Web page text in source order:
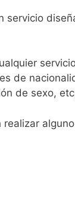
servicio
de
de sexo,